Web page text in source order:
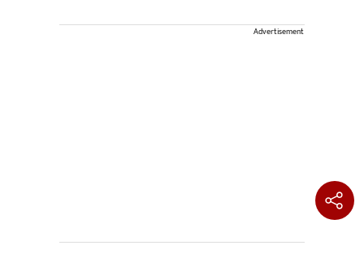
Advertisement